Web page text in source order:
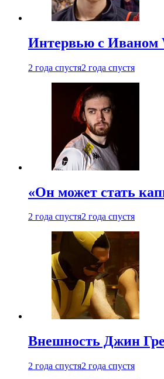
Интервью с Иваном
2 года спустя2 года спустя
«Он может стать
2 года спустя2 года спустя
Внешность Джин
2 года спустя2 года спустя